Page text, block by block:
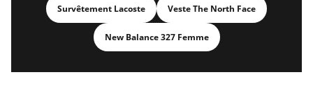
Survêtement Lacoste Veste The North Face
New Balance 327 Femme